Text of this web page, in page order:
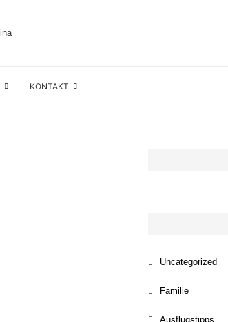
KONTAKT
Uncategorized
Familie
Ausflugstipps